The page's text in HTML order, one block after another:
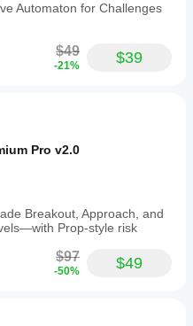
Automaton for Challenges
$49
-21% $39
Pro v2.0
Breakout, Approach, and
Prop-style risk
$97
-50% $49